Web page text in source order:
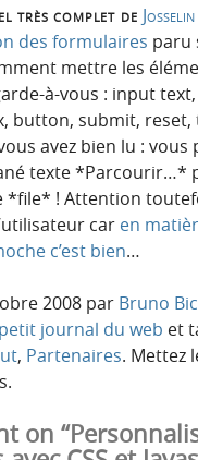
très complet de
des formulaires paru
mettre les
à-vous : input
button, submit, reset,
avez bien lu :
texte *Parcourir…*
! Attention
car en
c’est bien…
2008 par Bruno
journal du web et
, Partenaires. Mettez
on